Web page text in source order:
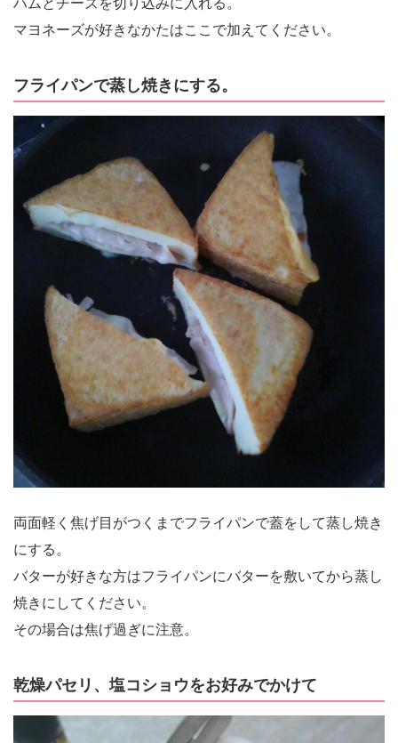
ハムとチーズを切り込みに入れる。
マヨネーズが好きなかたはここで加えてください。
フライパンで蒸し焼きにする。
両面軽く焦げ目がつくまでフライパンで蓋をして蒸し焼き
にする。
バターが好きな方はフライパンにバターを敷いてから蒸し
焼きにしてください。
その場合は焦げ過ぎに注意。
乾燥パセリ、塩コショウをお好みでかけて